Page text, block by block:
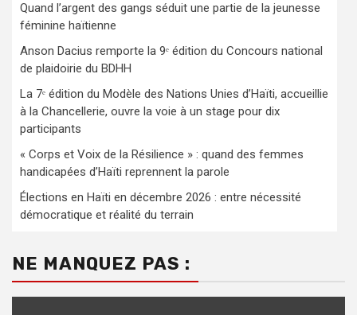
Quand l’argent des gangs séduit une partie de la jeunesse
féminine haïtienne
Anson Dacius remporte la 9ᵉ édition du Concours national
de plaidoirie du BDHH
La 7ᵉ édition du Modèle des Nations Unies d’Haïti, accueillie
à la Chancellerie, ouvre la voie à un stage pour dix
participants
« Corps et Voix de la Résilience » : quand des femmes
handicapées d’Haïti reprennent la parole
Élections en Haïti en décembre 2026 : entre nécessité
démocratique et réalité du terrain
NE MANQUEZ PAS :